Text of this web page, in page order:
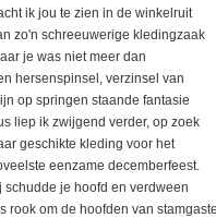
ik jou te zien in de winkelruit
zo'n schreeuwerige kledingzaak
je was niet meer dan
hersenspinsel, verzinsel van
op springen staande fantasie
liep ik zwijgend verder, op zoek
geschikte kleding voor het
eenzame decemberfeest.
schudde je hoofd en verdween
rook om de hoofden van